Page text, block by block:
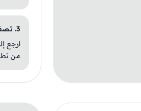
3. تصفح تطبيقات مشابهة
ارجع
من